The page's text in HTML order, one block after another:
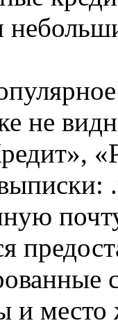
не
и место